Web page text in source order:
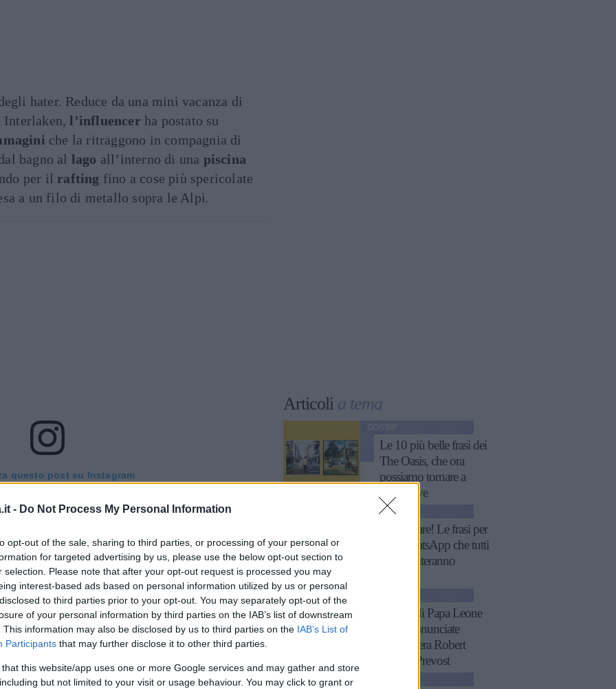
- Do Not Process My Personal Information
opt-out of the sale, sharing to third parties, or processing of your personal or
for targeted advertising by us, please use the below opt-out section to
selection. Please note that after your opt-out request is processed you may
interest-based ads based on personal information utilized by us or personal
to third parties prior to your opt-out. You may separately opt-out of the
of your personal information by third parties on the IAB’s list of downstream
This information may also be disclosed by us to third parties on the IAB’s List of
Participants that may further disclose it to other third parties.
that this website/app uses one or more Google services and may gather and store
but not limited to your visit or usage behaviour. You may click to grant or
hater. Reduce da una mini vacanza di
Interlaken, l’influencerha postato su
che la ritraggono in compagnia di
bagno al lago all’interno di una piscina
per il rafting fino a cose più spericolate
a un filo di metallo sopra le Alpi.
questo post su Instagram
Chiara Ferragni ✨ (@chiaraferragni)
Articoli a tema
Le 10 più belle frasi dei
The Oasis, che ora
possiamo tornare a
sentire live
GOSSIP
Fatti notare! Le frasi per
stati WhatsApp che tutti
commenteranno
11 frasi di Papa Leone
XIV, pronunciate
quando era Robert
Francis Prevost